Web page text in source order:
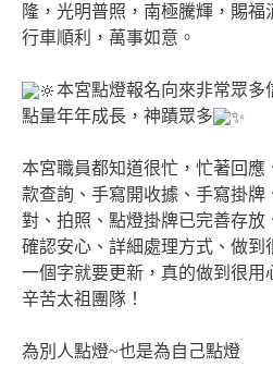
隆，光明普照，南極騰輝，賜福
行車順利，萬事如意。
本宮點燈報名向來非常眾多
點量年年成長，神蹟眾多
本宮職員都知道很忙，忙著回應
款查詢、手寫開收據、手寫掛牌
對、拍照、點燈掛牌已完善存放
確認安心、詳細處理方式、做到
一個字就要更新，真的做到很用
辛苦太祖團隊！
為別人點燈~也是為自己點燈